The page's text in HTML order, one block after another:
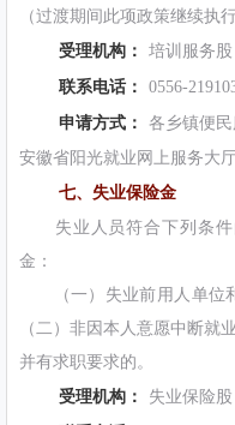
（过渡期间此项政策继续执行
受理机构：
培训服务股
联系电话：
0556-
申请方式：
各乡镇便
安徽省阳光就业网上服务大
七、失业保险金
失业人员符合下列条件
金：
（一）失业前用人单位和
（二）非因本人意愿中断就
并有求职要求的。
受理机构：
失业保险股